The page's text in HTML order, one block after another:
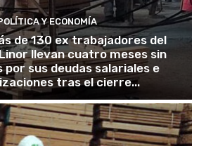
Y ECONOMÍA
de 130 ex trabajadores del
llevan cuatro meses sin
sus deudas salariales e
tras el cierre...